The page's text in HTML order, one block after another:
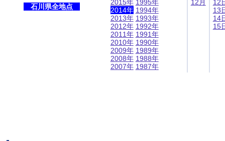
石川県全地点
2015年
2014年
2013年
2012年
2011年
2010年
2009年
2008年
2007年
1995年
1994年
1993年
1992年
1991年
1990年
1989年
1988年
1987年
12月
12
13
14
15